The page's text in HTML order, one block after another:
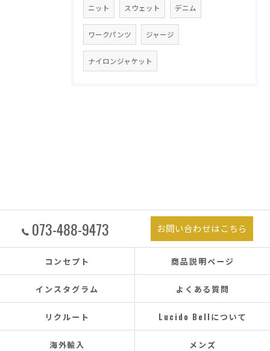
ニット スウェット デニム
ワークパンツ ジャージ
ナイロンジャケット
073-488-9473 お問い合わせはこちら
コンセプト 商品説明ページ
インスタグラム よくある質問
リクルート Lucido Bellについて
海外輸入 メンズ